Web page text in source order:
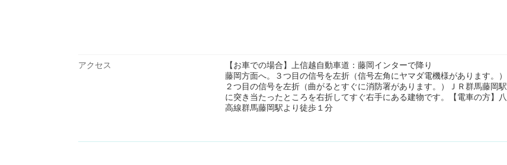
アクセス
【お車での場合】上信越自動車道：藤岡インターで降り
藤岡方面へ。３つ目の信号を左折（信号左角にヤマダ電機様があります。）
２つ目の信号を左折（曲がるとすぐに消防署があります。）ＪＲ群馬藤岡駅
に突き当たったところを右折してすぐ右手にある建物です。【電車の方】八
高線群馬藤岡駅より徒歩１分